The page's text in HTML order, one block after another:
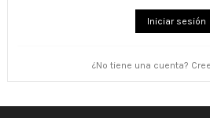
Iniciar sesión
¿No tiene una cuenta?